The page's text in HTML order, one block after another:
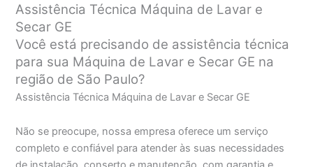
Assistência Técnica Máquina de Lavar e
Secar GE
Você está precisando de assistência técnica
para sua Máquina de Lavar e Secar GE na
região de São Paulo?
Assistência Técnica Máquina de Lavar e Secar GE
Não se preocupe, nossa empresa oferece um serviço
completo e confiável para atender às suas necessidades